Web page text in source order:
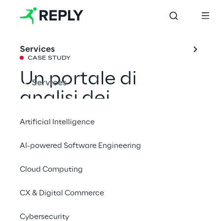
Services
Services
Artificial Intelligence
AI-powered Software Engineering
Cloud Computing
CX & Digital Commerce
Cybersecurity
CASE STUDY
Un portale di
analisi dei
customer data
basato sull'AI per
La più grande compagnia aerea d'Europa
clienti all'interno di un portale centralizzato